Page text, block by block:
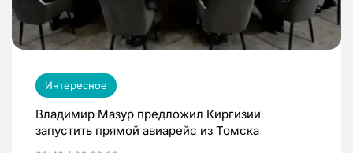
Интересное
Владимир Мазур предложил Киргизии
запустить прямой авиарейс из Томска